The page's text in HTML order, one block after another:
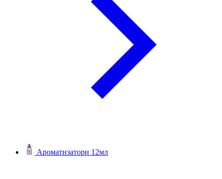
Ароматизатори 12мл